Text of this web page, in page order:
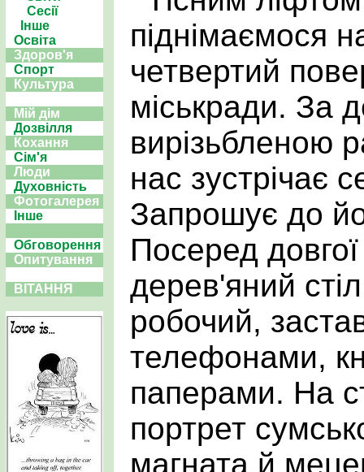
Сесії
Інше
Освіта
Здоров'я
Спорт
Культура
Мій дім
Дозвілля
Кохання
Сім'я
Люди
Духовність
Фотогалерея
Інше
Обговорення
Опитування
ВІТАННЯ
піднімаємося
четвертий
міськради. За
вирізьбленою
нас зустрічає
Запрошує до
Посеред довгої
дерев'яний
робочий,
телефонами,
паперами. На
портрет
магната й